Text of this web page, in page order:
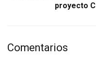
proyecto
Comentarios